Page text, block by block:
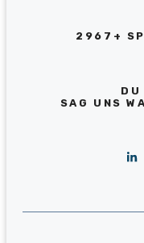
2967+
DU
SAG UNS